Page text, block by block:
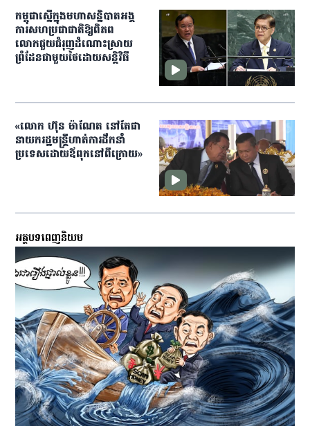
កម្ពុជាស្នើក្នុងមហាសន្និបាតអង្គ
ការសហប្រជាជាតិឱ្យពិភព
លោកជួយជំរុញដំណោះស្រាយ
ព្រំដែនជាមួយថៃដោយសន្ដិវិធី
«លោក​ ហ៊ុន ម៉ាណែត នៅតែ​ជា​
នាយករដ្ឋមន្ត្រី​ហាត់​ការ​ដឹកនាំ​
ប្រទេស​ដោយ​ឪពុក​នៅ​ពីក្រោយ»​
អត្ថបទពេញនិយម